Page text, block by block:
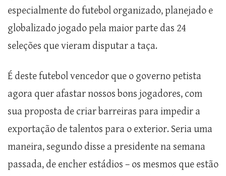
especialmente do futebol organizado, planejado e
globalizado jogado pela maior parte das 24
seleções que vieram disputar a taça.
É deste futebol vencedor que o governo petista
agora quer afastar nossos bons jogadores, com
sua proposta de criar barreiras para impedir a
exportação de talentos para o exterior. Seria uma
maneira, segundo disse a presidente na semana
passada, de encher estádios – os mesmos que estão